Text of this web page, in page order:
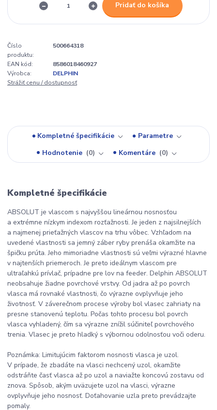
Pridať do košíka
Číslo
produktu:
500664318
EAN kód:
8586018460927
Výrobca:
DELPHIN
Strážiť cenu / dostupnosť
Kompletné špecifikácie
Parametre
Hodnotenie
0 Komentáre 0
Kompletné špecifikácie
ABSOLUT je vlascom s najvyššou lineárnou nosnosťou
a extrémne nízkym indexom rozťažnosti. Je jeden z najsilnejších
a najmenej prieťažných vlascov na trhu vôbec. Vzhľadom na
uvedené vlastnosti sa jemný záber ryby prenáša okamžite na
špičku prúta. Jeho mimoriadne vlastnosti sú veľmi výrazné hlavne
v najtenších priemeroch. Je preto ideálnym vlascom pre
ultraľahkú prívlač, prípadne pre lov na feeder. Delphin ABSOLUT
neobsahuje žiadne povrchové vrstvy. Od jadra až po povrch
vlasca má rovnaké vlastnosti, čo výrazne ovplyvňuje jeho
životnosť. V záverečnom procese výroby bol vlasec zahriaty na
presne stanovenú teplotu. Počas tohto procesu bol povrch
vlasca vyhladený, čím sa výrazne znížil súčiniteľ povrchového
trenia. Vlasec je preto hladký s výbornou odolnosťou voči oderu.
Poznámka: Limitujúcim faktorom nosnosti vlasca je uzol.
V prípade, že zbadáte na vlasci nechcený uzol, okamžite
odstráňte časť vlasca až po uzol a naviažte koncovú zostavu od
znova. Spôsob, akým uväzujete uzol na vlasci, výrazne
ovplyvňuje jeho nosnosť. Doťahovanie uzla preto prevádzajte
pomaly.